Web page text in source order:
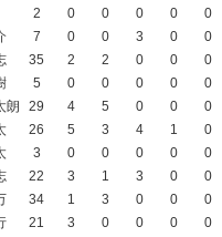
2 0 0 0 0
0
7 0 0 3 0
0
35 2 2 0 0
0
5 0 0 0 0
0
朗
29 4 5 0 0
0
26 5 3 4 1
0
3 0 0 0 0
0
22 3 1 3 0
0
34 1 3 0 0
0
21 3 0 0 0
0